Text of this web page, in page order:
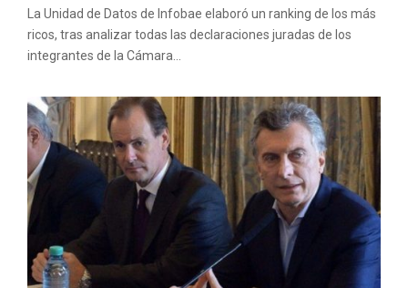
La Unidad de Datos de Infobae elaboró un ranking de los más
ricos, tras analizar todas las declaraciones juradas de los
integrantes de la Cámara...